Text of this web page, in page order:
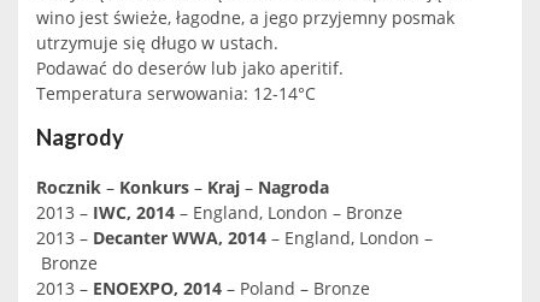
wino jest świeże, łagodne, a jego przyjemny posmak
utrzymuje się długo w ustach.
Podawać do deserów lub jako aperitif.
Temperatura serwowania: 12-14°C
Nagrody
Rocznik – Konkurs – Kraj – Nagroda
2013 – IWC, 2014 – England, London – Bronze
2013 – Decanter WWA, 2014 – England, London –
Bronze
2013 – ENOEXPO, 2014 – Poland – Bronze